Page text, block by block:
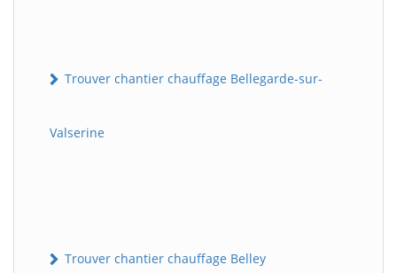
Trouver chantier chauffage Bellegarde-sur-
Valserine
Trouver chantier chauffage Belley